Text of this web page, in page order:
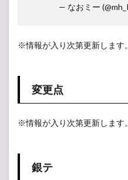
— なおミー
※情報が入り次第更新します。
変更点
※情報が入り次第更新します。
銀テ